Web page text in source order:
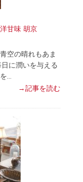
甘味 胡京
空の晴れもあま
に潤いを与える
…
→記事を読む